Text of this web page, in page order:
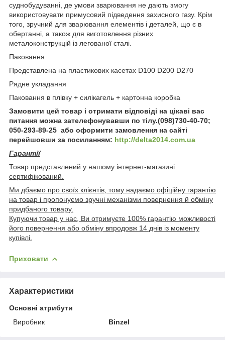
суднобудуванні, де умови зварювання не дають змогу
використовувати примусовий підведення захисного газу. Крім
того, зручний для зварювання елементів і деталей, що є в
обертанні, а також для виготовлення різних
металоконструкцій із легованої сталі.
Паковання
Представлена на пластикових касетах D100 D200 D270
Рядне укладання
Паковання в плівку + силікагель + картонна коробка
Замовити цей товар і отримати відповіді на цікаві вас
питання можна зателефонувавши по тілу.(098)730-40-70;
050-293-89-25 або оформити замовлення на сайті
перейшовши за посиланням: http://delta2014.com.ua
Гарантії
Товар представлений у нашому інтернет-магазині
сертифікований.
Ми дбаємо про своїх клієнтів, тому надаємо офіційну гарантію
на товар і пропонуємо зручні механізми повернення й обміну
придбаного товару.
Купуючи товар у нас, Ви отримуєте 100% гарантію можливості
його повернення або обміну впродовж 14 днів із моменту
купівлі.
Приховати
Характеристики
Основні атрибути
Виробник
Binzel